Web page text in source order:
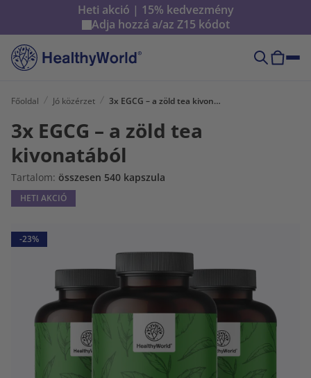
Heti akció | 15% kedvezmény
Adja hozzá a/az Z15 kódot
Főoldal Jó közérzet 3x EGCG – a zöld tea kivonatából
3x EGCG – a zöld tea
kivonatából
Tartalom: összesen 540 kapszula
HETI AKCIÓ
-23%